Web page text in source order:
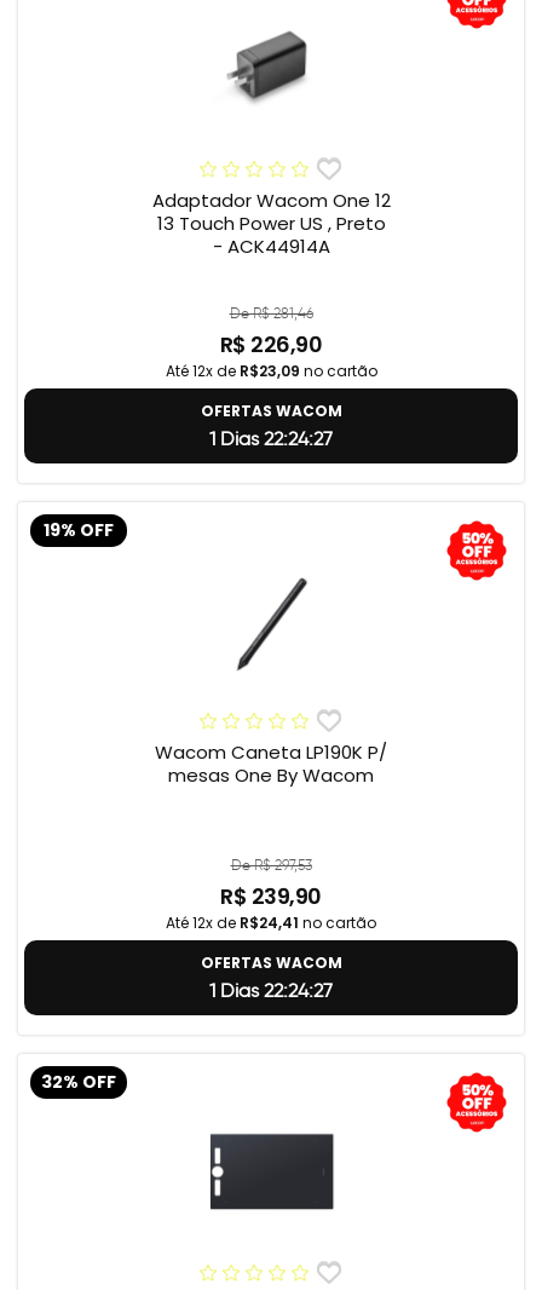
Adaptador Wacom One 12
13 Touch Power US , Preto
- ACK44914A
De R$ 281,46
R$ 226,90
Até 12x de R$23,09 no cartão
OFERTAS WACOM
1 Dias 22:24:26
19% OFF
Wacom Caneta LP190K P/
mesas One By Wacom
De R$ 297,53
R$ 239,90
Até 12x de R$24,41 no cartão
OFERTAS WACOM
1 Dias 22:24:26
32% OFF